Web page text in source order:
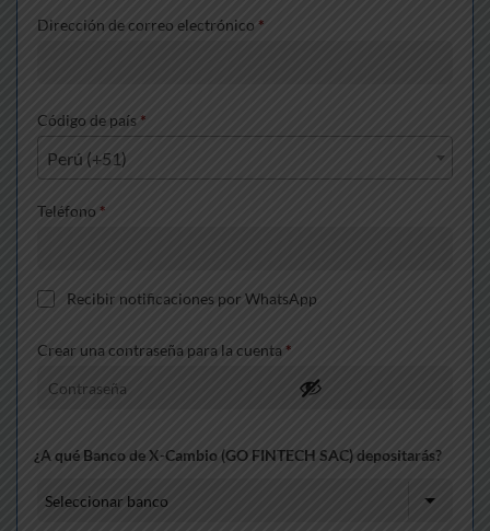
Dirección de correo electrónico *
Código de país *
Perú (+51)
Teléfono *
Recibir notificaciones por WhatsApp
Crear una contraseña para la cuenta *
¿A qué Banco de X-Cambio (GO FINTECH SAC) depositarás?